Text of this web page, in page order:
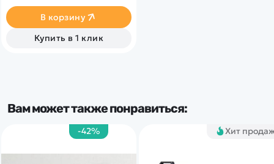
обладает такими
изумительными функциями,
как стрельба пульками,
дрифт, поворот влево,
В корзину
Купить в 1 клик
Вам может также понравиться:
Хит
-42%